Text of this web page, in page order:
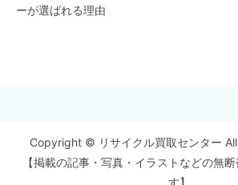
ーが選ばれる理由
Copyright © リサイクル買取センター
【掲載の記事・写真・イラストなどの無
す】